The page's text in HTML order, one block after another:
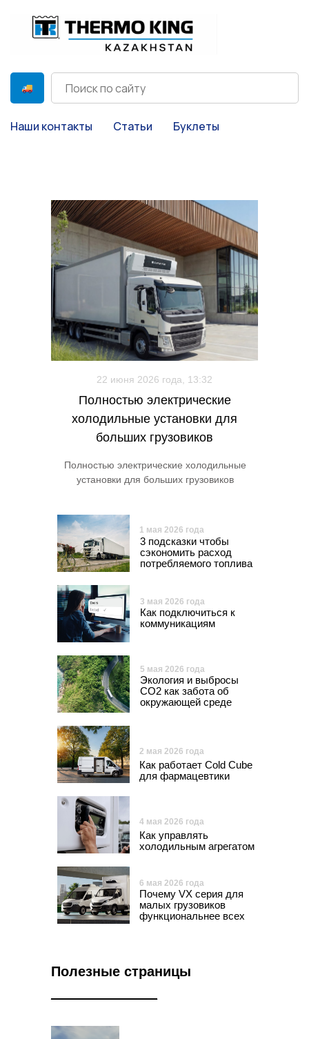
Наши контакты Статьи Буклеты
Полностью электрические
холодильные установки для
больших грузовиков
Полностью электрические холодильные
установки для больших грузовиков
Полезные страницы
3 подсказки чтобы
сэкономить расход
потребляемого топлива
Как подключиться к
коммуникациям
Экология и выбросы
СО2 как забота об
окружающей среде
Как работает Cold Cube
для фармацевтики
Как управлять
холодильным агрегатом
Почему VX серия для
малых грузовиков
функциональнее всех
22 июня 2026 года, 13:32
1 мая 2026 года
3 мая 2026 года
5 мая 2026 года
2 мая 2026 года
4 мая 2026 года
6 мая 2026 года